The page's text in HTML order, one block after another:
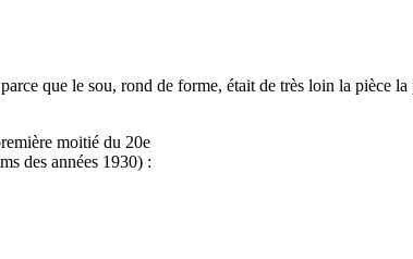
que le sou, rond de forme, était de très loin la pièce la
moitié du 20e
des années 1930) :